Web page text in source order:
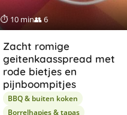
⏱ 10 min👥 6
Zacht romige
geitenkaasspread met
rode bietjes en
pijnboompitjes
BBQ & buiten koken
Borrelhapjes & tapas